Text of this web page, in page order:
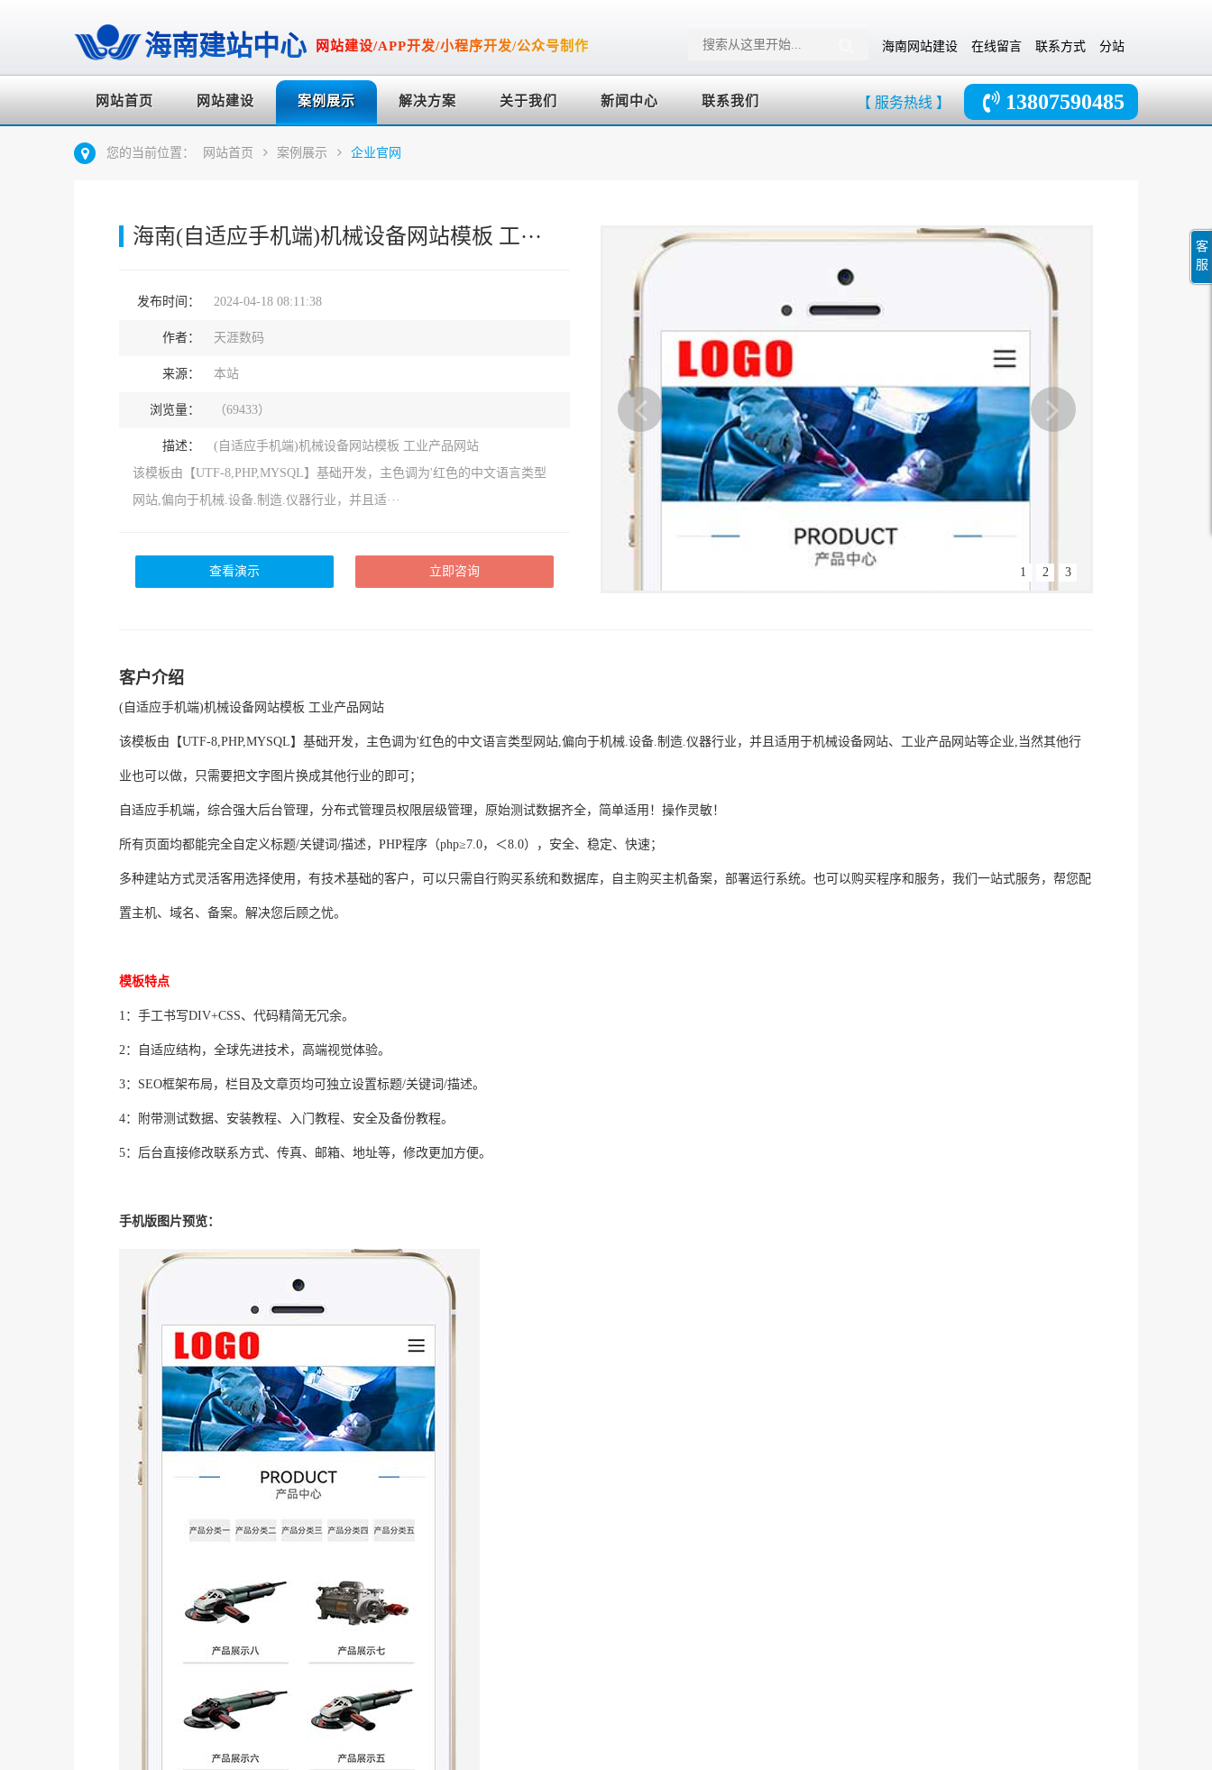
客
服
海南建站中心 网站建设/APP开发/小程序开发/公众号制作 海南网站建设 在线留言 联系方式 分站
网站首页 网站建设 案例展示 解决方案 关于我们 新闻中心 联系我们 【 服务热线 】 13807590485
您的当前位置： 网站首页 案例展示 企业官网
海南(自适应手机端)机械设备网站模板 工···
发布时间： 2024-04-18 08:11:38
作者： 天涯数码
来源： 本站
浏览量： （69433）
描述：
(自适应手机端)机械设备网站模板 工业产品网站
该模板由【UTF-8,PHP,MYSQL】基础开发，主色调为'红色的中文语言类型
网站,偏向于机械.设备.制造.仪器行业，并且适···
查看演示 立即咨询 1 2 3
客户介绍
(自适应手机端)机械设备网站模板 工业产品网站
该模板由【UTF-8,PHP,MYSQL】基础开发，主色调为'红色的中文语言类型网站,偏向于机械.设备.制造.仪器行业，并且适用于机械设备网站、工业产品网站等企业,当然其他行
业也可以做，只需要把文字图片换成其他行业的即可；
自适应手机端，综合强大后台管理，分布式管理员权限层级管理，原始测试数据齐全，简单适用！操作灵敏！
所有页面均都能完全自定义标题/关键词/描述，PHP程序（php≥7.0，＜8.0），安全、稳定、快速；
多种建站方式灵活客用选择使用，有技术基础的客户，可以只需自行购买系统和数据库，自主购买主机备案，部署运行系统。也可以购买程序和服务，我们一站式服务，帮您配
置主机、域名、备案。解决您后顾之忧。
模板特点
1：手工书写DIV+CSS、代码精简无冗余。
2：自适应结构，全球先进技术，高端视觉体验。
3：SEO框架布局，栏目及文章页均可独立设置标题/关键词/描述。
4：附带测试数据、安装教程、入门教程、安全及备份教程。
5：后台直接修改联系方式、传真、邮箱、地址等，修改更加方便。
手机版图片预览：